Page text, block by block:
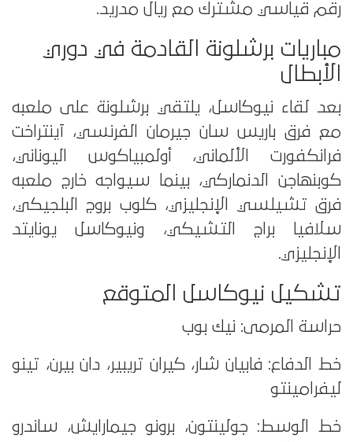
رقم قياسي مشترك مع ريال مدريد.
مباريات برشلونة القادمة في دوري
الأبطال
بعد لقاء نيوكاسل، يلتقي برشلونة على ملعبه
مع فرق باريس سان جيرمان الفرنسي، آينتراخت
فرانكفورت الألماني، أولمبياكوس اليوناني،
كوبنهاجن الدنماركي، بينما سيواجه خارج ملعبه
فرق تشيلسي الإنجليزي، كلوب بروج البلجيكي،
سلافيا براج التشيكي، ونيوكاسل يونايتد
الإنجليزي.
تشكيل نيوكاسل المتوقع
حراسة المرمى: نيك بوب
خط الدفاع: فابيان شار، كيران تريبير، دان بيرن، تينو
ليفرامينتو
خط الوسط: جولينتون، برونو جيمارايش، ساندرو